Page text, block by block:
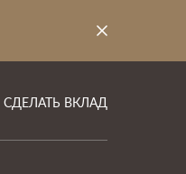
СДЕЛАТЬ ВКЛАД